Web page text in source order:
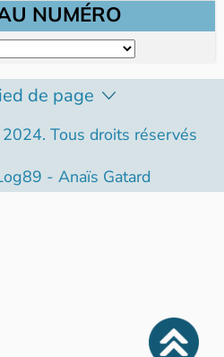
NUMÉRO
de page
Tous droits réservés
- Anaïs Gatard